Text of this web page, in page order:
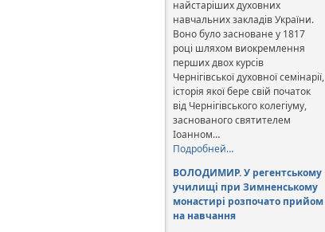
найстаріших духовних
навчальних закладів України.
Воно було засноване у 1817
році шляхом виокремлення
перших двох курсів
Чернігівської духовної семінарії,
історія якої бере свій початок
від Чернігівського колегіуму,
заснованого святителем
Іоанном…
Подробней…
ВОЛОДИМИР. У регентському
училищі при Зимненському
монастирі розпочато прийом
на навчання